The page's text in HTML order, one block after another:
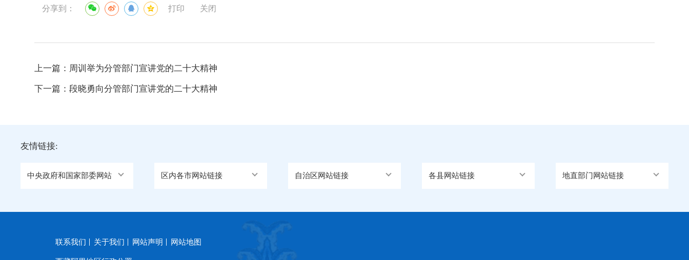
分享到： 打印 关闭
上一篇： 周训举为分管部门宣讲党的二十大精神
下一篇：段晓勇向分管部门宣讲党的二十大精神
友情链接:
中央政府和国家部委网站 区内各市网站链接 自治区网站链接 各县网站链接 地直部门网站链接
联系我们 关于我们 网站声明 网站地图